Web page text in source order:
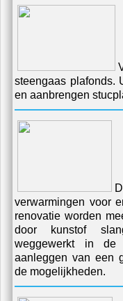
steengaas plafonds.
en aanbrengen
verwarmingen voor
renovatie worden
door kunstof
weggewerkt in
aanleggen van een
de mogelijkheden.